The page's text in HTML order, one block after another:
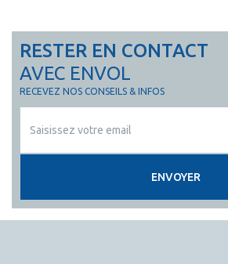
RESTER EN CONTACT
AVEC ENVOL
RECEVEZ NOS CONSEILS & INFOS
ENVOYER